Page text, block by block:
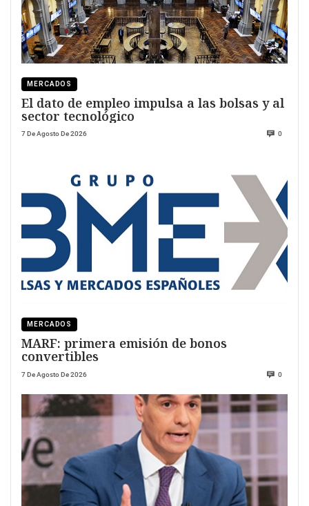
MERCADOS
El dato de empleo impulsa a las bolsas y al
sector tecnológico
7 De Agosto De 2026 0
MERCADOS
MARF: primera emisión de bonos
convertibles
7 De Agosto De 2026 0